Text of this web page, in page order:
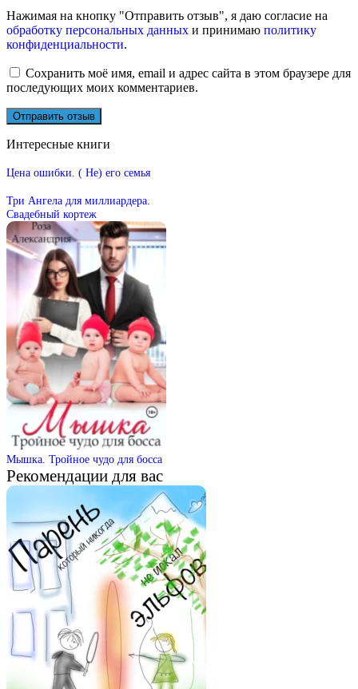
Нажимая на кнопку "Отправить отзыв", я даю согласие на
обработку персональных данных и принимаю политику
конфиденциальности.
Сохранить моё имя, email и адрес сайта в этом браузере для
последующих моих комментариев.
Интересные книги
Цена ошибки. ( Не) его семья
Три Ангела для миллиардера.
Свадебный кортеж
Мышка. Тройное чудо для босса
Рекомендации для вас